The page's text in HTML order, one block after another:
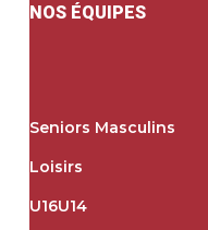
NOS ÉQUIPES
Seniors Masculins
Loisirs
U16U14